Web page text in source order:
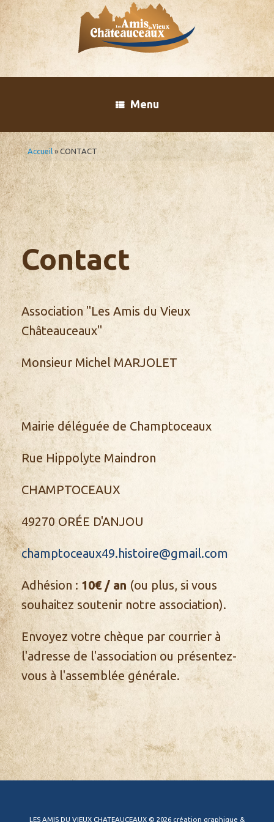
Skip
to
content
Menu
Accueil»CONTACT
Contact
Association "Les Amis du Vieux
Châteauceaux"
Monsieur Michel MARJOLET
Mairie déléguée de Champtoceaux
Rue Hippolyte Maindron
CHAMPTOCEAUX
49270 ORÉE D'ANJOU
champtoceaux49.histoire@gmail.com
Adhésion : 10€ / an (ou plus, si vous
souhaitez soutenir notre association).
Envoyez votre chèque par courrier à
l'adresse de l'association ou présentez-
vous à l'assemblée générale.
LES AMIS DU VIEUX CHATEAUCEAUX © 2026 création graphique &